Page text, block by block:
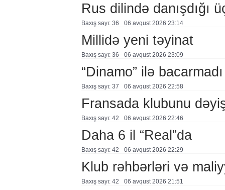
Rus dilində danışdığı
Baxış sayı: 36 06 avqust 2026 23:14
Millidə yeni təyinat
Baxış sayı: 36 06 avqust 2026 23:09
“Dinamo” ilə bacarmadı
Baxış sayı: 37 06 avqust 2026 22:58
Fransada klubunu
Baxış sayı: 42 06 avqust 2026 22:46
Daha 6 il “Real”da
Baxış sayı: 42 06 avqust 2026 22:29
Klub rəhbərləri və
Baxış sayı: 42 06 avqust 2026 21:51